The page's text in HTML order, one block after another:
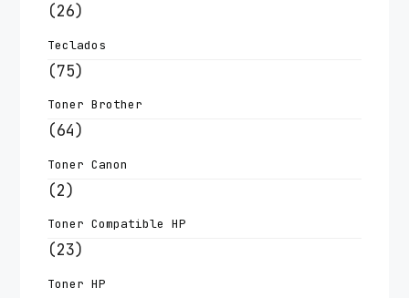
(26)
Teclados
(75)
Toner Brother
(64)
Toner Canon
(2)
Toner Compatible HP
(23)
Toner HP